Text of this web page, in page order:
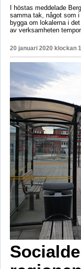
I höstas meddelade
samma tak, något som
bygga om lokalerna i
av verksamheten
20 januari 2020 klockan